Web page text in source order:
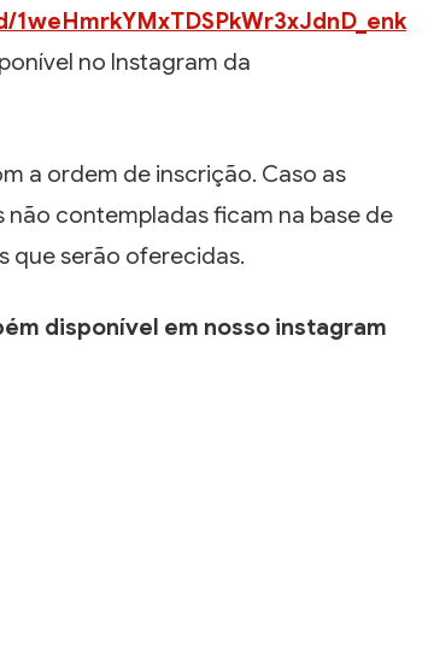
no Instagram da
a ordem de inscrição. Caso as
contempladas ficam na base de
que serão oferecidas.
disponível em nosso instagram